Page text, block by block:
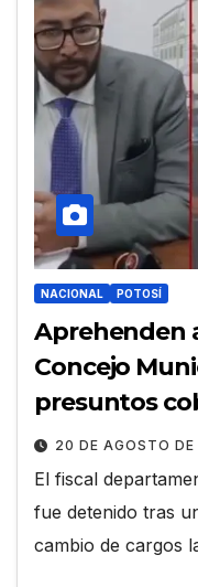
NACIONAL POTOSÍ
Aprehenden
Concejo
presuntos
20 DE AGOSTO
El fiscal
fue detenido tras
cambio de cargos